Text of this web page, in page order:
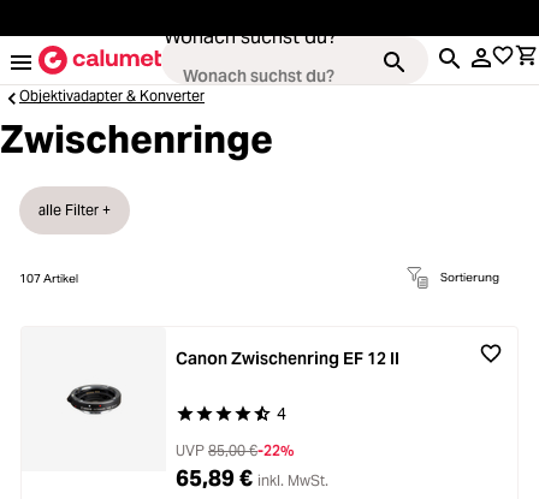
Wonach suchst du?
Kameras
Loading...
Loading...
Stative & Gimbals
Loading...
Taschen
Objektivadapter & Konverter
Zwischenringe
107Artikel Sortierung
alle Filter +
Durchschnittliche Bewertung von 4.5 von 5
4
Canon Zwischenring EF 12 II
UVP 85,00 €-22%
65,89 € inkl. MwSt.